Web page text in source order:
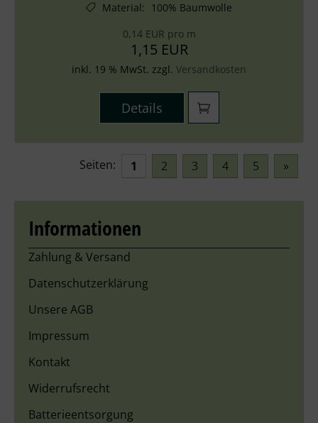
Material: 100% Baumwolle
0,14 EUR pro m
1,15 EUR
inkl. 19 % MwSt. zzgl. Versandkosten
Details
Seiten: 1 2 3 4 5 »
Informationen
Zahlung & Versand
Datenschutzerklärung
Unsere AGB
Impressum
Kontakt
Widerrufsrecht
Batterieentsorgung